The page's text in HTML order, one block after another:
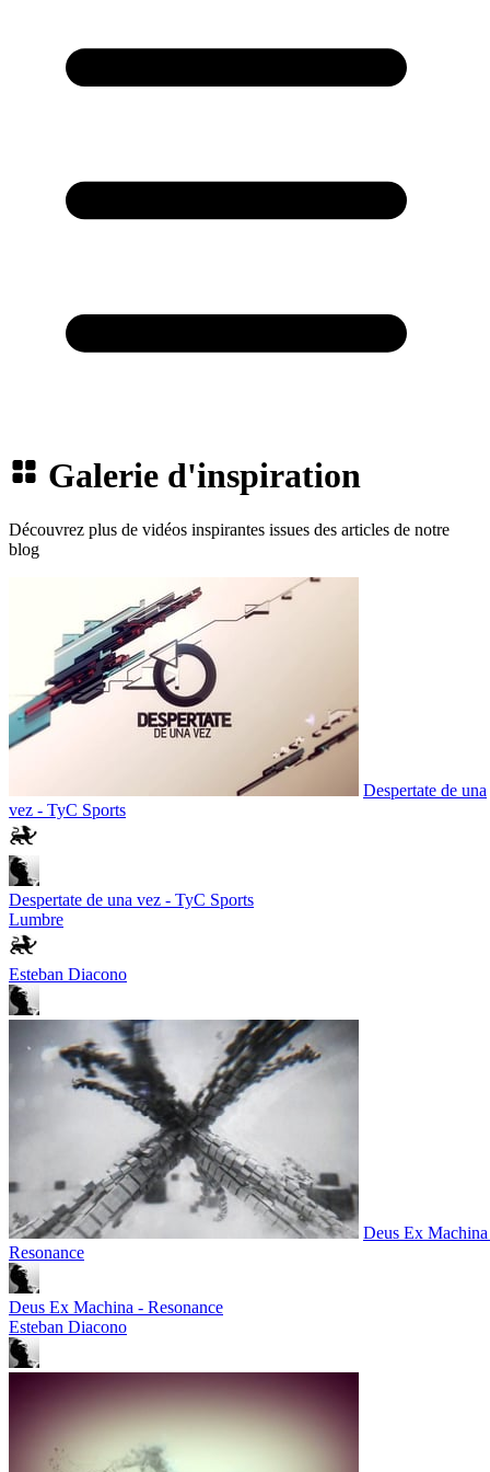
Galerie d'inspiration
Découvrez plus de vidéos inspirantes issues des articles de notre
blog
Despertate de una
vez - TyC Sports
Despertate de una vez - TyC Sports
Lumbre
Esteban Diacono
Deus Ex
Resonance
Deus Ex Machina - Resonance
Esteban Diacono